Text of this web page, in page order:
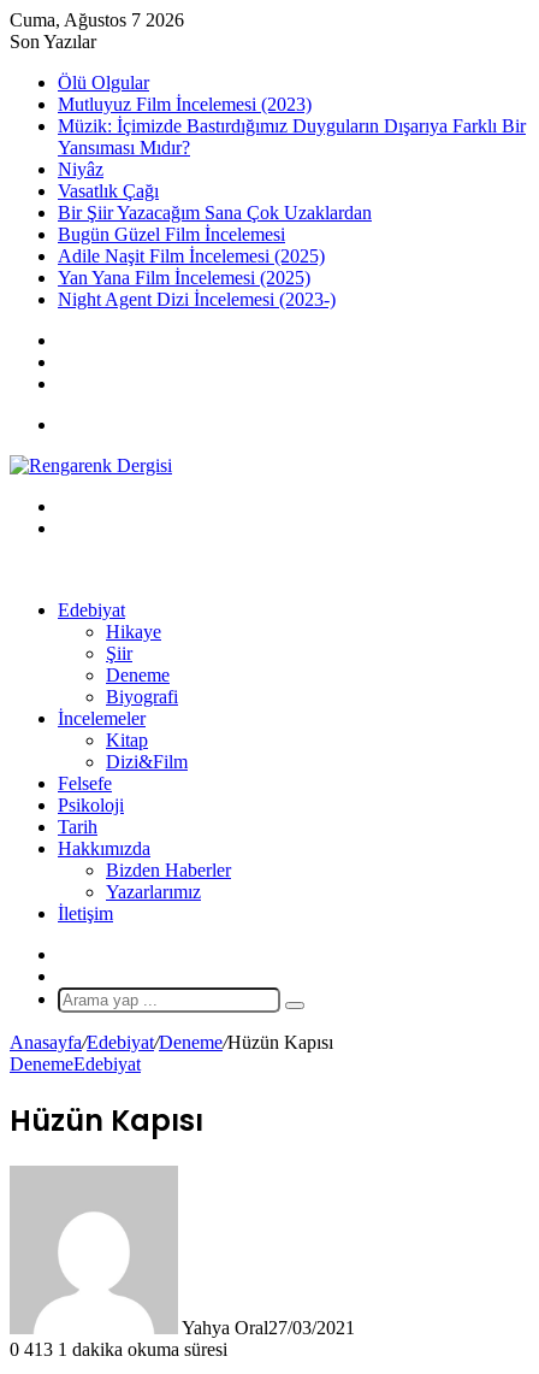
Cuma, Ağustos 7 2026
Son Yazılar
Ölü Olgular
Mutluyuz Film İncelemesi (2023)
Müzik: İçimizde Bastırdığımız Duyguların Dışarıya Farklı Bir
Yansıması Mıdır?
Niyâz
Vasatlık Çağı
Bir Şiir Yazacağım Sana Çok Uzaklardan
Bugün Güzel Film İncelemesi
Adile Naşit Film İncelemesi (2025)
Yan Yana Film İncelemesi (2025)
Night Agent Dizi İncelemesi (2023-)
Edebiyat
Hikaye
Şiir
Deneme
Biyografi
İncelemeler
Kitap
Dizi&Film
Felsefe
Psikoloji
Tarih
Hakkımızda
Bizden Haberler
Yazarlarımız
İletişim
Makale
Arama
yap
...
Anasayfa/Edebiyat/Deneme/Hüzün Kapısı
DenemeEdebiyat
Hüzün Kapısı
Yahya Oral27/03/2021
0 413 1 dakika okuma süresi